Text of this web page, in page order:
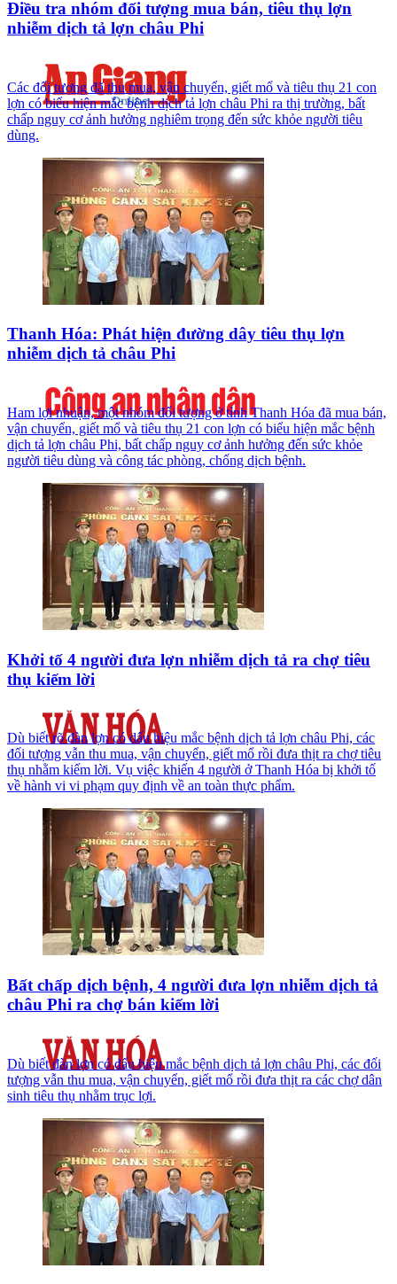
Điều tra nhóm đối tượng mua bán, tiêu thụ lợn
nhiễm dịch tả lợn châu Phi
Các đối tượng đã thu mua, vận chuyển, giết mổ và tiêu thụ 21 con
lợn có biểu hiện mắc bệnh dịch tả lợn châu Phi ra thị trường, bất
chấp nguy cơ ảnh hưởng nghiêm trọng đến sức khỏe người tiêu
dùng.
Thanh Hóa: Phát hiện đường dây tiêu thụ lợn
nhiễm dịch tả châu Phi
Ham lợi nhuận, một nhóm đối tượng ở tỉnh Thanh Hóa đã mua bán,
vận chuyển, giết mổ và tiêu thụ 21 con lợn có biểu hiện mắc bệnh
dịch tả lợn châu Phi, bất chấp nguy cơ ảnh hưởng đến sức khỏe
người tiêu dùng và công tác phòng, chống dịch bệnh.
Khởi tố 4 người đưa lợn nhiễm dịch tả ra chợ tiêu
thụ kiếm lời
Dù biết rõ đàn lợn có dấu hiệu mắc bệnh dịch tả lợn châu Phi, các
đối tượng vẫn thu mua, vận chuyển, giết mổ rồi đưa thịt ra chợ tiêu
thụ nhằm kiếm lời. Vụ việc khiến 4 người ở Thanh Hóa bị khởi tố
về hành vi vi phạm quy định về an toàn thực phẩm.
Bất chấp dịch bệnh, 4 người đưa lợn nhiễm dịch tả
châu Phi ra chợ bán kiếm lời
Dù biết đàn lợn có dấu hiệu mắc bệnh dịch tả lợn châu Phi, các đối
tượng vẫn thu mua, vận chuyển, giết mổ rồi đưa thịt ra các chợ dân
sinh tiêu thụ nhằm trục lợi.